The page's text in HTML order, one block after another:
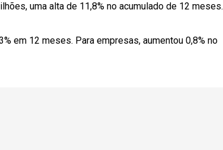
uma alta de 11,8% no acumulado de 12 meses.
em 12 meses. Para empresas, aumentou 0,8% no